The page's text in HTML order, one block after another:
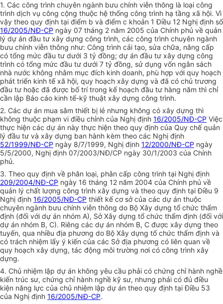
1. Các công trình chuyên ngành bưu chính viễn thông là loại công
trình dịch vụ công cộng thuộc hệ thống công trình hạ tầng xã hội. Vì
vậy theo quy định tại điểm b và điểm c khoản 1 Điều 12 Nghị định số
16/2005/NĐ-CP ngày 07 tháng 2 năm 2005 của Chính phủ về quản
lý dự án đầu tư xây dựng công trình, các công trình chuyên ngành
bưu chính viễn thông như: Công trình cải tạo, sửa chữa, nâng cấp
có tổng mức đầu tư dưới 3 tỷ đồng; dự án đầu tư xây dựng công
trình có tổng mức đầu tư dưới 7 tỷ đồng, sử dụng vốn ngân sách
nhà nước không nhằm mục đích kinh doanh, phù hợp với quy hoạch
phát triển kinh tế xã hội, quy hoạch xây dựng và đã có chủ trương
đầu tư hoặc đã được bố trí trong kế hoạch đầu tư hàng năm thì chỉ
cần lập Báo cáo kinh tế-kỹ thuật xây dựng công trình.
2. Các dự án mua sắm thiết bị lẻ nhưng không có xây dựng thì
không thuộc phạm vi điều chỉnh của Nghị định 16/2005/NĐ-CP Việc
thực hiện các dự án này thực hiện theo quy định của Quy chế quản
lý đầu tư và xây dựng ban hành kèm theo các Nghị định
52/1999/NĐ-CP ngày 8/7/1999, Nghị định 12/2000/NĐ-CP ngày
5/5/2000, Nghị định 07/2003/NĐ/CP ngày 30/1/2003 của Chính
phủ.
3. Theo quy định về phân loại, phân cấp công trình tại Nghị định
209/2004/NĐ-CP ngày 16 tháng 12 năm 2004 của Chính phủ về
quản lý chất lượng công trình xây dựng và theo quy định tại Điều 9
Nghị định 16/2005/NĐ-CP thiết kế cơ sở của các dự án thuộc
chuyên ngành bưu chính viễn thông do Bộ Xây dựng tổ chức thẩm
định (đối với dự án nhóm A), Sở Xây dựng tổ chức thẩm định (đối với
dự án nhóm B, C). Riêng các dự án nhóm B, C được xây dựng theo
tuyến, qua nhiều địa phương do Bộ Xây dựng tổ chức thẩm định và
có trách nhiệm lấy ý kiến của các Sở địa phương có liên quan về
quy hoạch xây dựng, tác động môi trường nơi có công trình xây
dựng.
4. Chủ nhiệm lập dự án không yêu cầu phải có chứng chỉ hành nghề
kiến trúc sư, chứng chỉ hành nghề kỹ sư, nhưng phải có đủ điều
kiện năng lực của chủ nhiệm lập dự án theo quy định tại Điều 53
của Nghị định 16/2005/NĐ-CP.